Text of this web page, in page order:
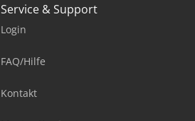
Service & Support
Login
FAQ/Hilfe
Kontakt